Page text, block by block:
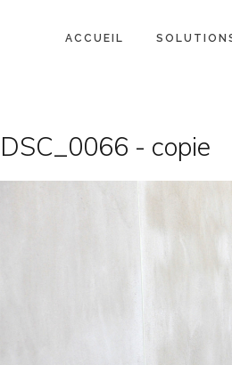
ACCUEIL
DSC_0066 - copie